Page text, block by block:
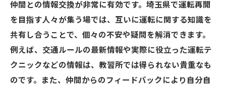
仲間との情報交換が非常に有効です。埼玉県で運転再開
を目指す人々が集う場では、互いに運転に関する知識を
共有し合うことで、個々の不安や疑問を解消できます。
例えば、交通ルールの最新情報や実際に役立った運転テ
クニックなどの情報は、教習所では得られない貴重なも
のです。また、仲間からのフィードバックにより自分自